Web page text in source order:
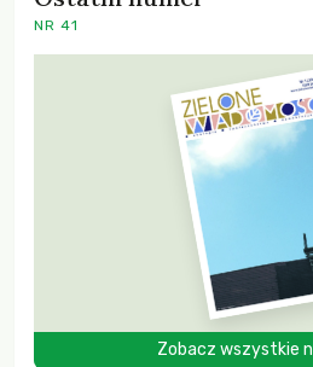
NR 41
Zobacz wszystkie